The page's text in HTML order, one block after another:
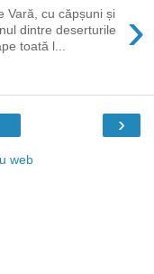
›
Vară, cu căpșuni și
dintre deserturile
toată l...
›
web